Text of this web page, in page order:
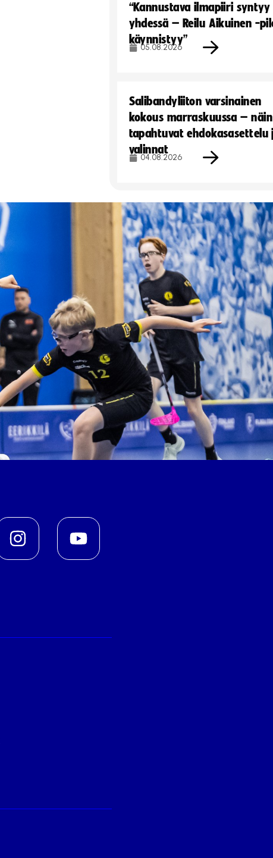
“Kannustava ilmapiiri syntyy
yhdessä – Reilu Aikuinen -
käynnistyy”
05.08.2026
Salibandyliiton varsinainen
kokous marraskuussa – näin
tapahtuvat ehdokasasettelu
valinnat
04.08.2026